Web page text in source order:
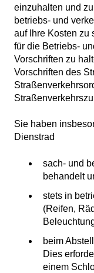
einzuhalten und
betriebs- und
auf Ihre Kosten zu
für die Betriebs-
Vorschriften zu
Vorschriften des
Sie haben
Dienstrad
sach- und
behandelt
stets in
(Reifen,
beim
Dies
einem